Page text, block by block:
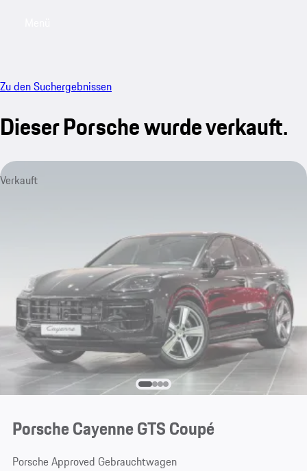
Zu den Suchergebnissen
Dieser Porsche wurde verkauft.
Verkauft
Porsche Cayenne GTS Coupé
Porsche Approved Gebrauchtwagen